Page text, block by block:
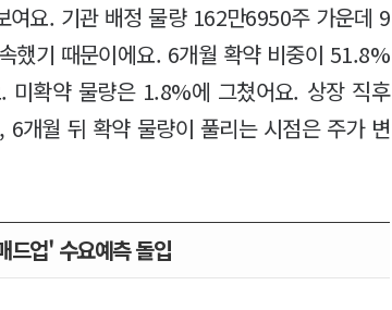
요. 기관 배정 물량 162만6950주 가운데 9
했기 때문이에요. 6개월 확약 비중이 51.8%
확약 물량은 1.8%에 그쳤어요. 상장 직후
개월 뒤 확약 물량이 풀리는 시점은 주가 변
드업' 수요예측 돌입